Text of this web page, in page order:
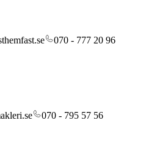
070 - 777 20 96
070 - 795 57 56